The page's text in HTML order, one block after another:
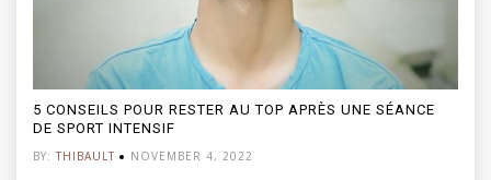
QUELLES SONT LES MARQUES DE MONTRES DE LUXE À
FAVORISER ?
BY: THIBAULT AUGUST 3, 2023